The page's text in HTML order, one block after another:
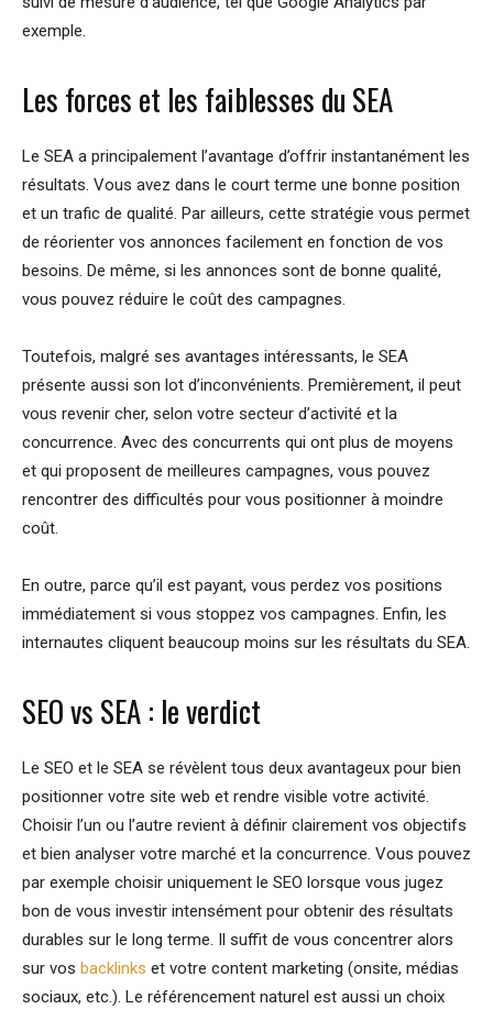
exemple.
Les forces et les faiblesses du SEA
Le SEA a principalement l’avantage d’offrir instantanément les
résultats. Vous avez dans le court terme une bonne position
et un trafic de qualité. Par ailleurs, cette stratégie vous permet
de réorienter vos annonces facilement en fonction de vos
besoins. De même, si les annonces sont de bonne qualité,
vous pouvez réduire le coût des campagnes.
Toutefois, malgré ses avantages intéressants, le SEA
présente aussi son lot d’inconvénients. Premièrement, il peut
vous revenir cher, selon votre secteur d’activité et la
concurrence. Avec des concurrents qui ont plus de moyens
et qui proposent de meilleures campagnes, vous pouvez
rencontrer des difficultés pour vous positionner à moindre
coût.
En outre, parce qu’il est payant, vous perdez vos positions
immédiatement si vous stoppez vos campagnes. Enfin, les
internautes cliquent beaucoup moins sur les résultats du SEA.
SEO vs SEA : le verdict
Le SEO et le SEA se révèlent tous deux avantageux pour bien
positionner votre site web et rendre visible votre activité.
Choisir l’un ou l’autre revient à définir clairement vos objectifs
et bien analyser votre marché et la concurrence. Vous pouvez
par exemple choisir uniquement le SEO lorsque vous jugez
bon de vous investir intensément pour obtenir des résultats
durables sur le long terme. Il suffit de vous concentrer alors
sur vos backlinks et votre content marketing (onsite, médias
sociaux, etc.). Le référencement naturel est aussi un choix